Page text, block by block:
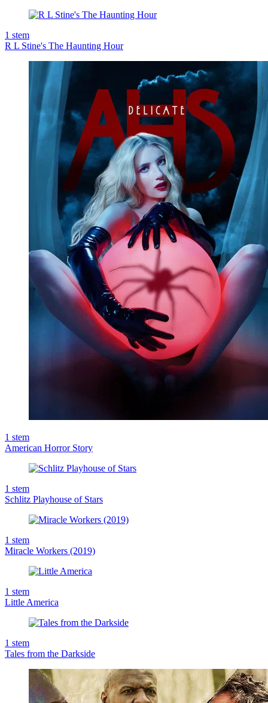
1 stem
R L Stine's The Haunting Hour
1 stem
American Horror Story
1 stem
Schlitz Playhouse of Stars
1 stem
Miracle Workers (2019)
1 stem
Little America
1 stem
Tales from the Darkside